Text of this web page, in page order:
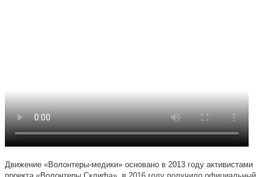
Движение «Волонтеры-медики» основано в 2013 году активистами